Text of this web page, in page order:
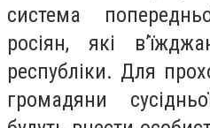
система
росіян, які
республіки. Для
громадяни